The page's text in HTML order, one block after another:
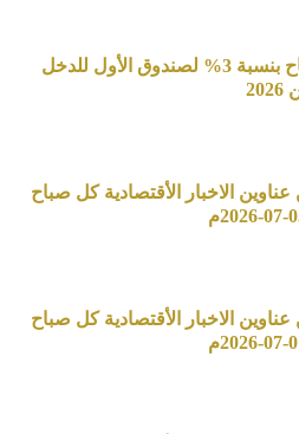
الأول كابيتال تعلن توزيع أرباح بنسبة 3% لصندوق الأول للدخل
الاخبار الأقتصادية كل صباح
الاخبار الأقتصادية كل صباح